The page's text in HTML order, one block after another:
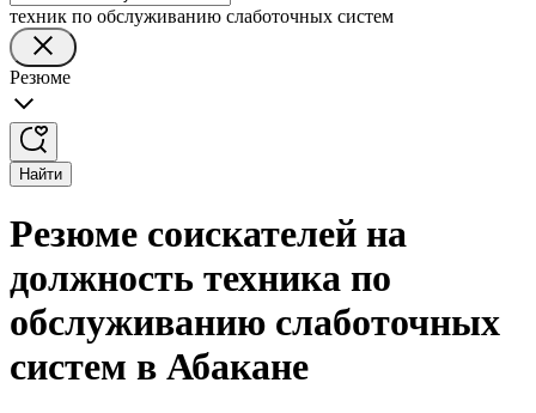
техник по обслуживанию слаботочных систем
Резюме
Найти
Резюме соискателей на
должность техника по
обслуживанию слаботочных
систем в Абакане